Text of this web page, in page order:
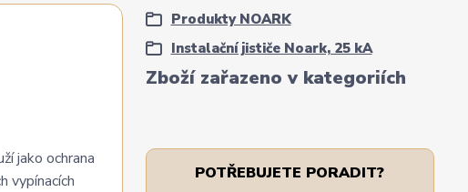
jako ochrana
vypínacích
Zboží zařazeno v kategoriích
Produkty NOARK
Instalační jističe Noark, 25 kA
POTŘEBUJETE PORADIT?